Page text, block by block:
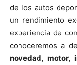
de los autos
un rendimiento
experiencia de
conoceremos a
novedad, motor,